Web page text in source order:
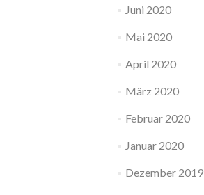
Juni 2020
Mai 2020
April 2020
März 2020
Februar 2020
Januar 2020
Dezember 2019